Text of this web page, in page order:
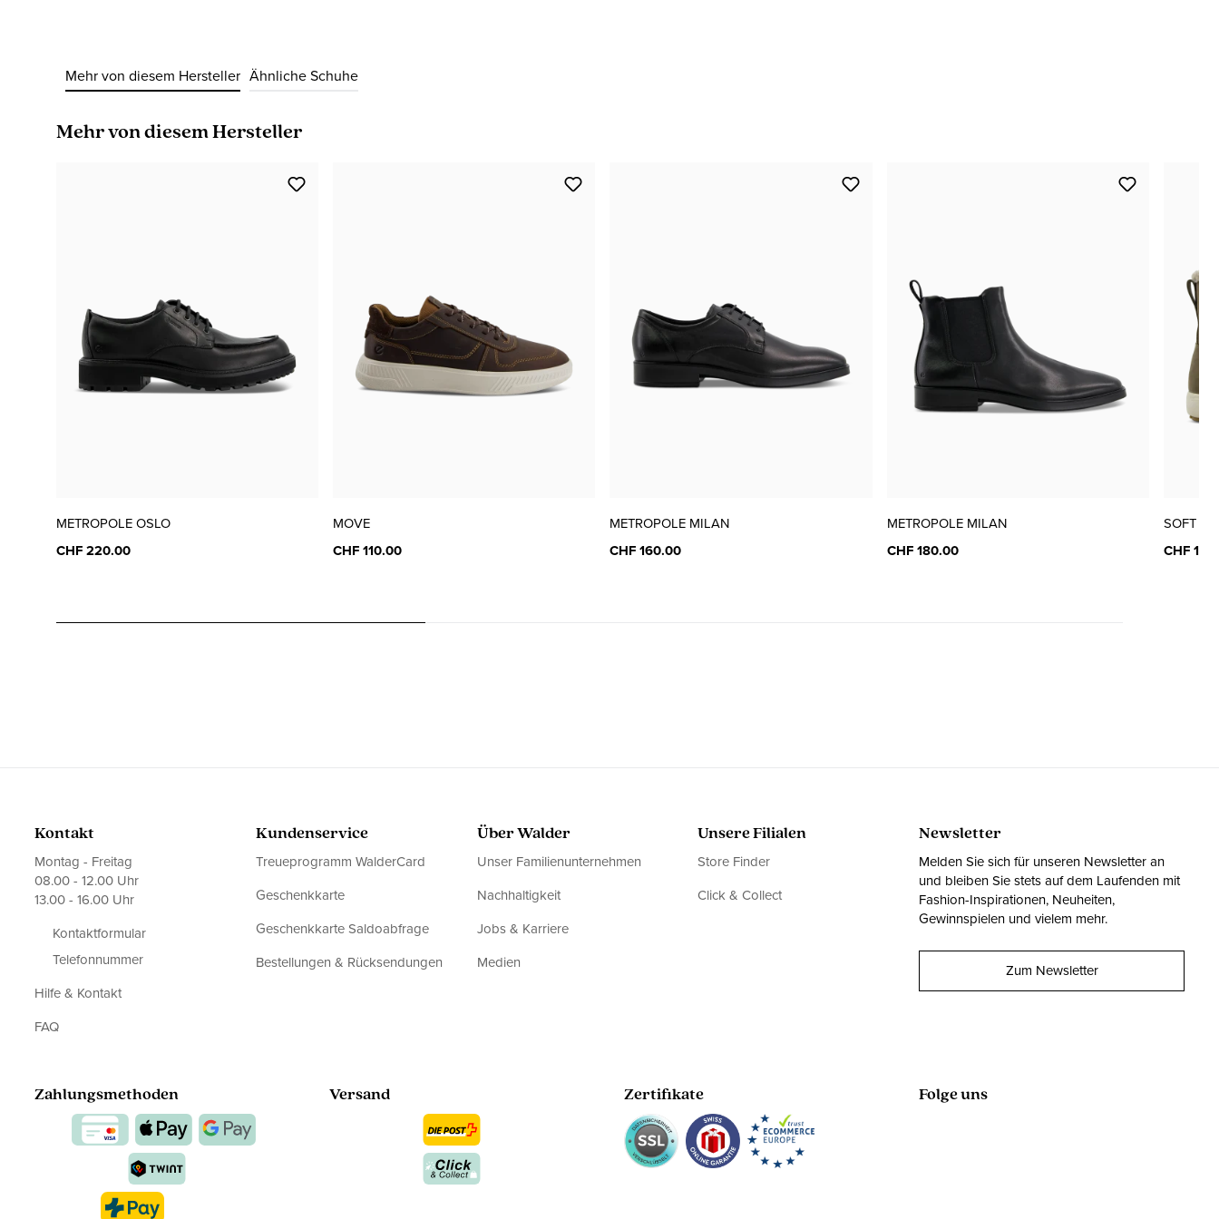
Mehr von diesem Hersteller Ähnliche Schuhe
Produktgalerie überspringen
Mehr von diesem Hersteller
METROPOLE OSLO
CHF 220.00
MOVE
CHF 110.00
METROPOLE MILAN
CHF 160.00
METROPOLE MILAN
CHF 180.00
SOFT 7
CHF
Kontakt
Montag - Freitag
08.00 - 12.00 Uhr
13.00 - 16.00 Uhr
Kontaktformular
Telefonnummer
Hilfe & Kontakt
FAQ
Kundenservice
Treueprogramm WalderCard
Geschenkkarte
Geschenkkarte Saldoabfrage
Bestellungen & Rücksendungen
Über Walder
Unser Familienunternehmen
Nachhaltigkeit
Jobs & Karriere
Medien
Unsere Filialen
Store Finder
Click & Collect
Newsletter
Melden Sie sich für unseren Newsletter an
und bleiben Sie stets auf dem Laufenden mit
Fashion-Inspirationen, Neuheiten,
Gewinnspielen und vielem mehr.
Zum Newsletter
Zahlungsmethoden Versand Zertifikate Folge uns